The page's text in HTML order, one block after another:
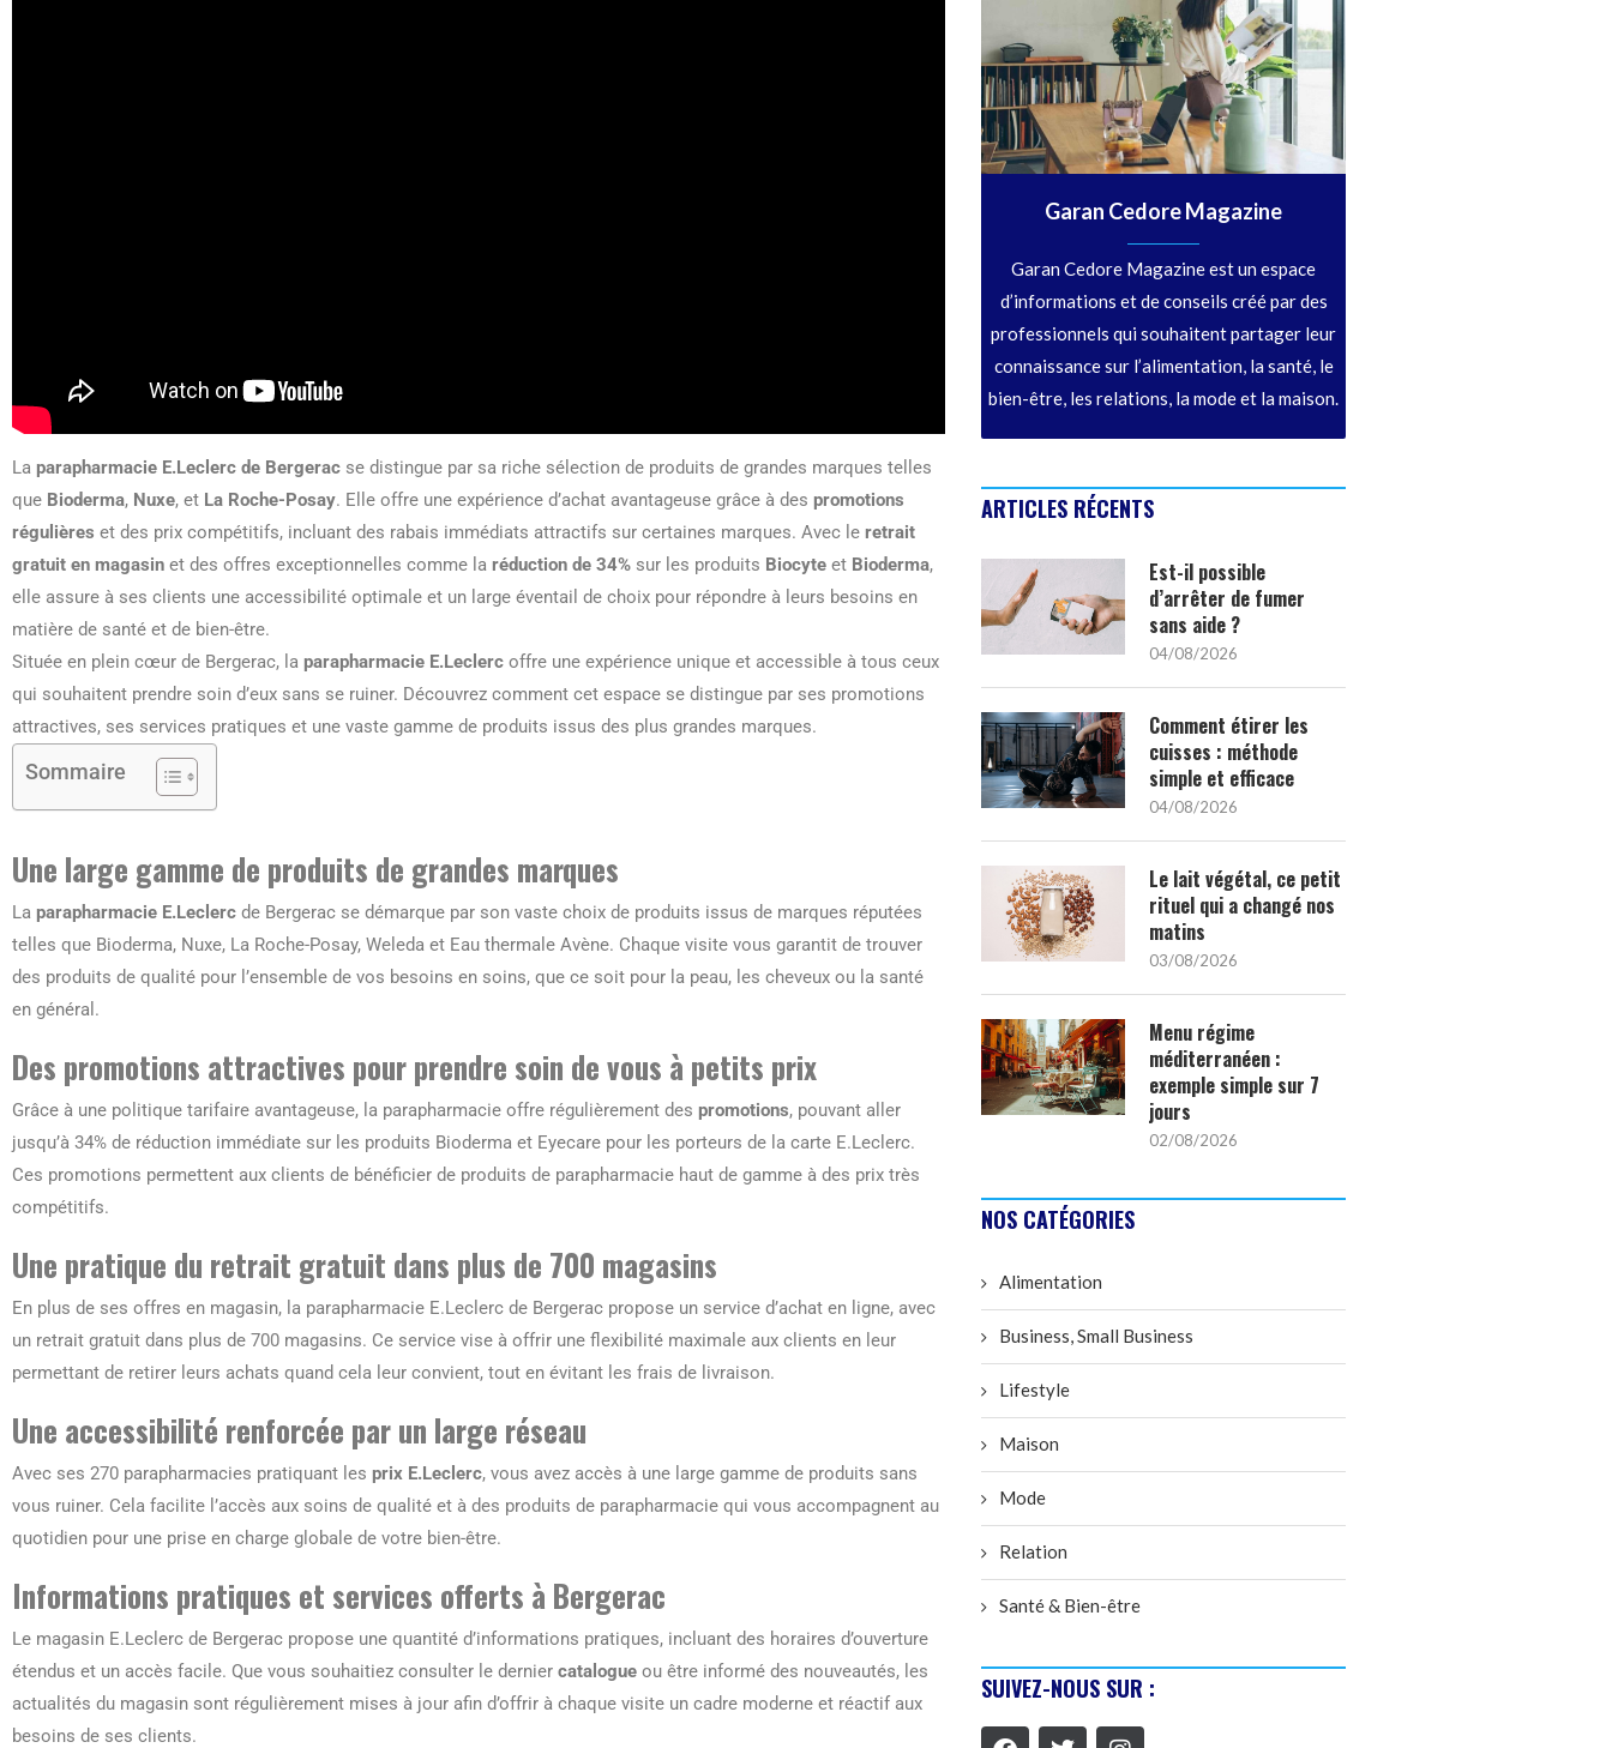
La parapharmacie E.Leclerc de Bergerac se distingue par sa riche sélection de produits de grandes marques telles
que Bioderma, Nuxe, et La Roche-Posay. Elle offre une expérience d’achat avantageuse grâce à des promotions
régulières et des prix compétitifs, incluant des rabais immédiats attractifs sur certaines marques. Avec le retrait
gratuit en magasin et des offres exceptionnelles comme la réduction de 34% sur les produits Biocyte et Bioderma,
elle assure à ses clients une accessibilité optimale et un large éventail de choix pour répondre à leurs besoins en
matière de santé et de bien-être.
Située en plein cœur de Bergerac, la parapharmacie E.Leclerc offre une expérience unique et accessible à tous ceux
qui souhaitent prendre soin d’eux sans se ruiner. Découvrez comment cet espace se distingue par ses promotions
attractives, ses services pratiques et une vaste gamme de produits issus des plus grandes marques.
Sommaire
Une large gamme de produits de grandes marques
La parapharmacie E.Leclerc de Bergerac se démarque par son vaste choix de produits issus de marques réputées
telles que Bioderma, Nuxe, La Roche-Posay, Weleda et Eau thermale Avène. Chaque visite vous garantit de trouver
des produits de qualité pour l’ensemble de vos besoins en soins, que ce soit pour la peau, les cheveux ou la santé
en général.
Des promotions attractives pour prendre soin de vous à petits prix
Grâce à une politique tarifaire avantageuse, la parapharmacie offre régulièrement des promotions, pouvant aller
jusqu’à 34% de réduction immédiate sur les produits Bioderma et Eyecare pour les porteurs de la carte E.Leclerc.
Ces promotions permettent aux clients de bénéficier de produits de parapharmacie haut de gamme à des prix très
compétitifs.
Une pratique du retrait gratuit dans plus de 700 magasins
En plus de ses offres en magasin, la parapharmacie E.Leclerc de Bergerac propose un service d’achat en ligne, avec
un retrait gratuit dans plus de 700 magasins. Ce service vise à offrir une flexibilité maximale aux clients en leur
permettant de retirer leurs achats quand cela leur convient, tout en évitant les frais de livraison.
Une accessibilité renforcée par un large réseau
Avec ses 270 parapharmacies pratiquant les prix E.Leclerc, vous avez accès à une large gamme de produits sans
vous ruiner. Cela facilite l’accès aux soins de qualité et à des produits de parapharmacie qui vous accompagnent au
quotidien pour une prise en charge globale de votre bien-être.
Informations pratiques et services offerts à Bergerac
Le magasin E.Leclerc de Bergerac propose une quantité d’informations pratiques, incluant des horaires d’ouverture
étendus et un accès facile. Que vous souhaitiez consulter le dernier catalogue ou être informé des nouveautés, les
actualités du magasin sont régulièrement mises à jour afin d’offrir à chaque visite un cadre moderne et réactif aux
besoins de ses clients.
Garan Cedore Magazine
Garan Cedore Magazine est un espace
d’informations et de conseils créé par des
professionnels qui souhaitent partager leur
connaissance sur l’alimentation, la santé, le
bien-être, les relations, la mode et la maison.
ARTICLES RÉCENTS
Est-il possible
d’arrêter de fumer
sans aide ?
04/08/2026
Comment étirer les
cuisses : méthode
simple et efficace
04/08/2026
Le lait végétal, ce petit
rituel qui a changé nos
matins
03/08/2026
Menu régime
méditerranéen :
exemple simple sur 7
jours
02/08/2026
NOS CATÉGORIES
Alimentation
Business, Small Business
Lifestyle
Maison
Mode
Relation
Santé & Bien-être
SUIVEZ-NOUS SUR :